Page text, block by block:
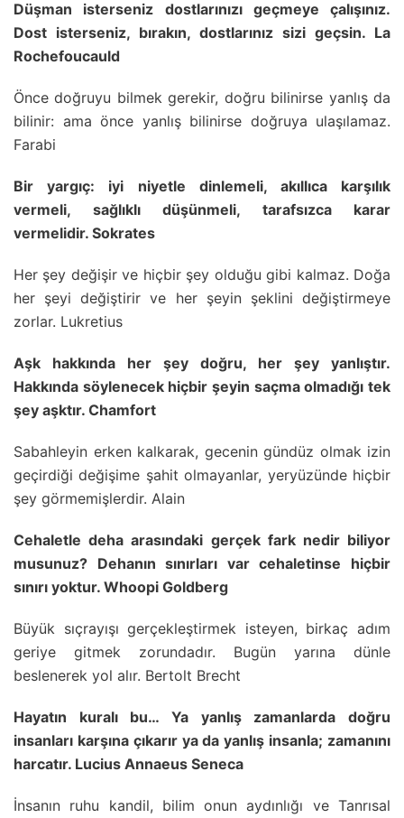
Düşman isterseniz dostlarınızı geçmeye çalışınız.
Dost isterseniz, bırakın, dostlarınız sizi geçsin. La
Rochefoucauld
Önce doğruyu bilmek gerekir, doğru bilinirse yanlış da
bilinir: ama önce yanlış bilinirse doğruya ulaşılamaz.
Farabi
Bir yargıç: iyi niyetle dinlemeli, akıllıca karşılık
vermeli, sağlıklı düşünmeli, tarafsızca karar
vermelidir. Sokrates
Her şey değişir ve hiçbir şey olduğu gibi kalmaz. Doğa
her şeyi değiştirir ve her şeyin şeklini değiştirmeye
zorlar. Lukretius
Aşk hakkında her şey doğru, her şey yanlıştır.
Hakkında söylenecek hiçbir şeyin saçma olmadığı tek
şey aşktır. Chamfort
Sabahleyin erken kalkarak, gecenin gündüz olmak izin
geçirdiği değişime şahit olmayanlar, yeryüzünde hiçbir
şey görmemişlerdir. Alain
Cehaletle deha arasındaki gerçek fark nedir biliyor
musunuz? Dehanın sınırları var cehaletinse hiçbir
sınırı yoktur. Whoopi Goldberg
Büyük sıçrayışı gerçekleştirmek isteyen, birkaç adım
geriye gitmek zorundadır. Bugün yarına dünle
beslenerek yol alır. Bertolt Brecht
Hayatın kuralı bu… Ya yanlış zamanlarda doğru
insanları karşına çıkarır ya da yanlış insanla; zamanını
harcatır. Lucius Annaeus Seneca
İnsanın ruhu kandil, bilim onun aydınlığı ve Tanrısal